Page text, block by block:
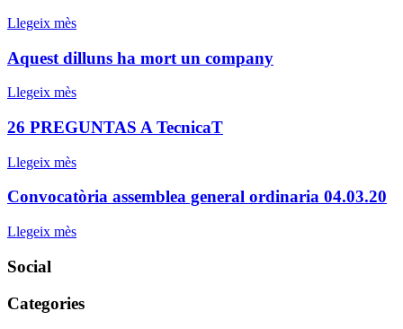
Llegeix mès
Aquest dilluns ha mort un company
Llegeix mès
26 PREGUNTAS A TecnicaT
Llegeix mès
Convocatòria assemblea general ordinaria 04.03.20
Llegeix mès
Social
Categories